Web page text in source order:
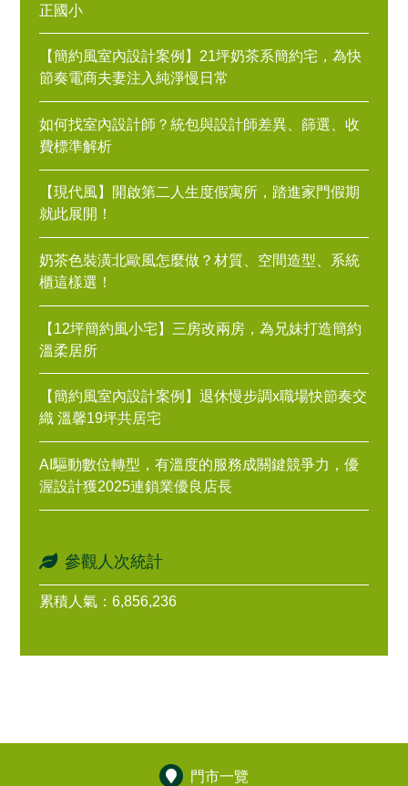
正國小
【簡約風室內設計案例】21坪奶茶系簡約宅，為快
節奏電商夫妻注入純淨慢日常
如何找室內設計師？統包與設計師差異、篩選、收
費標準解析
【現代風】開啟第二人生度假寓所，踏進家門假期
就此展開！
奶茶色裝潢北歐風怎麼做？材質、空間造型、系統
櫃這樣選！
【12坪簡約風小宅】三房改兩房，為兄妹打造簡約
溫柔居所
【簡約風室內設計案例】退休慢步調x職場快節奏交
織 溫馨19坪共居宅
AI驅動數位轉型，有溫度的服務成關鍵競爭力，優
渥設計獲2025連鎖業優良店長
參觀人次統計
累積人氣：6,856,236
門市一覽